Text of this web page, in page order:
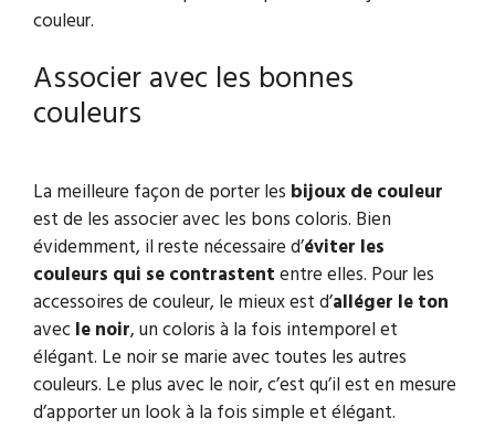
couleur.
Associer avec les bonnes
couleurs
La meilleure façon de porter les bijoux de couleur
est de les associer avec les bons coloris. Bien
évidemment, il reste nécessaire d’éviter les
couleurs qui se contrastententre elles. Pour les
accessoires de couleur, le mieux est d’alléger le ton
avecle noir, un coloris à la fois intemporel et
élégant. Le noir se marie avec toutes les autres
couleurs. Le plus avec le noir, c’est qu’il est en mesure
d’apporter un look à la fois simple et élégant.